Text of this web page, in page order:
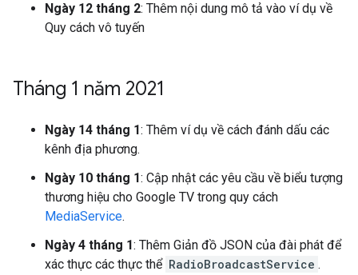
Ngày 12 tháng 2: Thêm nội dung mô tả vào ví dụ về
Quy cách vô tuyến
Tháng 1 năm 2021
Ngày 14 tháng 1: Thêm ví dụ về cách đánh dấu các
kênh địa phương.
Ngày 10 tháng 1: Cập nhật các yêu cầu về biểu tượng
thương hiệu cho Google TV trong quy cách
MediaService.
Ngày 4 tháng 1: Thêm Giản đồ JSON của đài phát để
xác thực các thực thể RadioBroadcastService .